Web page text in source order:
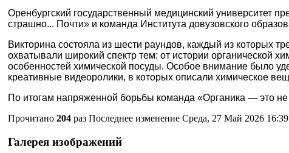
Оренбургский государственный медицинский университет
страшно... Почти» и команда Института довузовского
Викторина состояла из шести раундов, каждый из которых
охватывали широкий спектр тем: от истории органической
особенностей химической посуды. Особое внимание было
креативные видеоролики, в которых описали химическое
По итогам напряженной борьбы команда «Органика — это
Прочитано 204 раз Последнее изменение Среда, 27 Май 2026 16:39
Галерея изображений